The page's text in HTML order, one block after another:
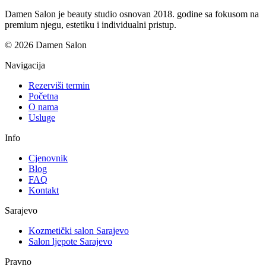
Damen Salon je beauty studio osnovan 2018. godine sa fokusom na
premium njegu, estetiku i individualni pristup.
© 2026 Damen Salon
Navigacija
Rezerviši termin
Početna
O nama
Usluge
Info
Cjenovnik
Blog
FAQ
Kontakt
Sarajevo
Kozmetički salon Sarajevo
Salon ljepote Sarajevo
Pravno